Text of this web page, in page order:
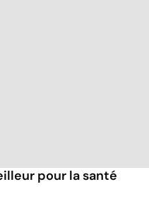
pour la santé